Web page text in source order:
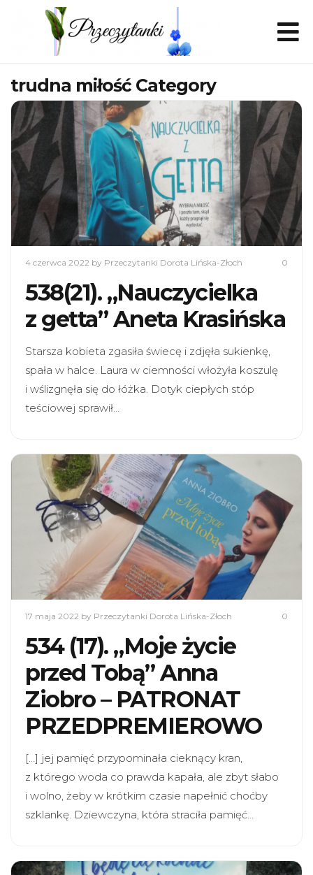
trudna miłość Category
4 czerwca 2022 by Przeczytanki Dorota Lińska-Złoch 0
538(21). „Nauczycielka
z getta” Aneta Krasińska
Starsza kobieta zgasiła świecę i zdjęła sukienkę,
spała w halce. Laura w ciemności włożyła koszulę
i wślizgnęła się do łóżka. Dotyk ciepłych stóp
teściowej sprawił…
17 maja 2022 by Przeczytanki Dorota Lińska-Złoch 0
534 (17). „Moje życie
przed Tobą” Anna
Ziobro – PATRONAT
PRZEDPREMIEROWO
[…] jej pamięć przypominała cieknący kran,
z którego woda co prawda kapała, ale zbyt słabo
i wolno, żeby w krótkim czasie napełnić choćby
szklankę. Dziewczyna, która straciła pamięć…